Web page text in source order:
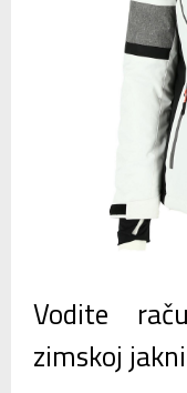
Vodite
zimskoj jakni